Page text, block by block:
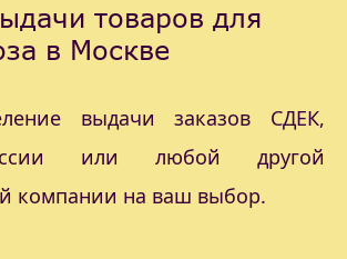
товаров для
в Москве
выдачи заказов СДЕК,
или любой другой
компании на ваш выбор.